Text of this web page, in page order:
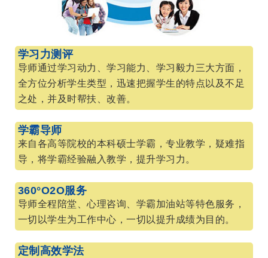
学习力测评
导师通过学习动力、学习能力、学习毅力三大方面，
全方位分析学生类型，迅速把握学生的特点以及不足
之处，并及时帮扶、改善。
学霸导师
来自各高等院校的本科硕士学霸，专业教学，疑难指
导，将学霸经验融入教学，提升学习力。
360°O2O服务
导师全程陪堂、心理咨询、学霸加油站等特色服务，
一切以学生为工作中心，一切以提升成绩为目的。
定制高效学法